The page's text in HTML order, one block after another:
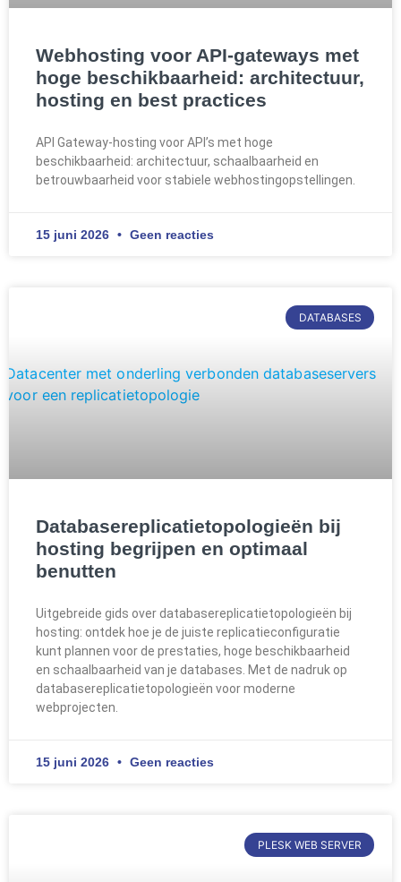
Webhosting voor API-gateways met
hoge beschikbaarheid: architectuur,
hosting en best practices
API Gateway-hosting voor API’s met hoge
beschikbaarheid: architectuur, schaalbaarheid en
betrouwbaarheid voor stabiele webhostingopstellingen.
15 juni 2026 Geen reacties
DATABASES
Databasereplicatietopologieën bij
hosting begrijpen en optimaal
benutten
Uitgebreide gids over databasereplicatietopologieën bij
hosting: ontdek hoe je de juiste replicatieconfiguratie
kunt plannen voor de prestaties, hoge beschikbaarheid
en schaalbaarheid van je databases. Met de nadruk op
databasereplicatietopologieën voor moderne
webprojecten.
15 juni 2026 Geen reacties
PLESK WEB SERVER